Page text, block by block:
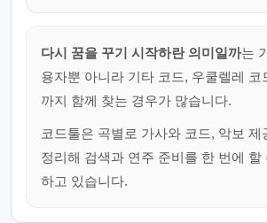
다시 꿈을 꾸기 시작하란 의미일까는
용자뿐 아니라 기타 코드, 우쿨렐레 코
까지 함께 찾는 경우가 많습니다.
코드툴은 곡별로 가사와 코드, 악보 제
정리해 검색과 연주 준비를 한 번에 할
하고 있습니다.